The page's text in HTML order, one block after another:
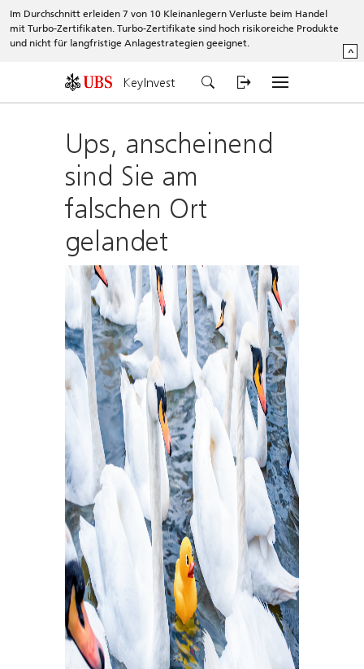
Im Durchschnitt erleiden 7 von 10 Kleinanlegern Verluste beim Handel
mit Turbo-Zertifikaten. Turbo-Zertifikate sind hoch risikoreiche Produkte
und nicht für langfristige Anlagestrategien geeignet.
^
KeyInvest
Ups, anscheinend
sind Sie am
falschen Ort
gelandet